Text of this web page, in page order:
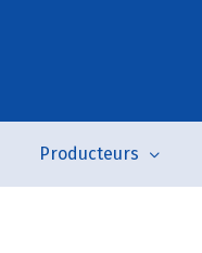
Producteurs